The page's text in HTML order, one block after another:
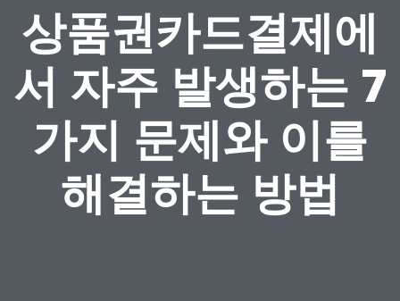
상품권카드결제에
서 자주 발생하는 7
가지 문제와 이를
해결하는 방법